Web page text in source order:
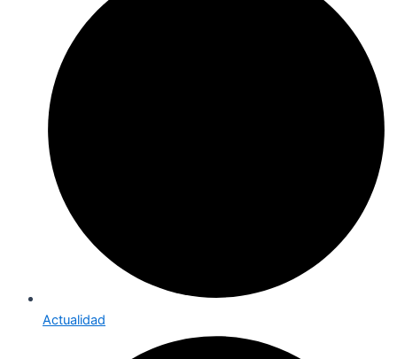
Actualidad